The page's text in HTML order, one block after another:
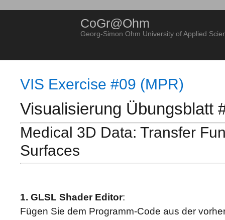
CoGr@Ohm
Georg-Simon Ohm University of Applied
VIS Exercise #09 (MPR)
Visualisierung Übungsblatt
Medical 3D Data: Transfer
Surfaces
1. GLSL Shader Editor:
Fügen Sie dem Programm-Code aus der